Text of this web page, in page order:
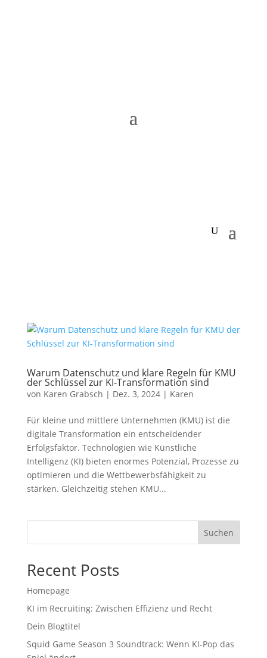
Warum Datenschutz und klare Regeln für KMU
der Schlüssel zur KI-Transformation sind
von Karen Grabsch | Dez. 3, 2024| Karen
Für kleine und mittlere Unternehmen (KMU) ist die
digitale Transformation ein entscheidender
Erfolgsfaktor. Technologien wie Künstliche
Intelligenz (KI) bieten enormes Potenzial, Prozesse zu
optimieren und die Wettbewerbsfähigkeit zu
stärken. Gleichzeitig stehen KMU...
Suchen
Recent Posts
Homepage
KI im Recruiting: Zwischen Effizienz und Recht
Dein Blogtitel
Squid Game Season 3 Soundtrack: Wenn KI-Pop das